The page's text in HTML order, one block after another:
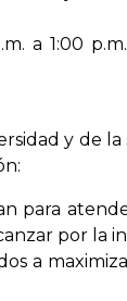
a 1:00
y de
para
por la
a